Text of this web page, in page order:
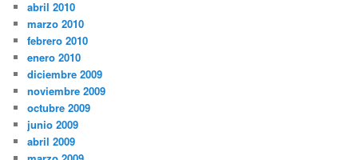
abril 2010
marzo 2010
febrero 2010
enero 2010
diciembre 2009
noviembre 2009
octubre 2009
junio 2009
abril 2009